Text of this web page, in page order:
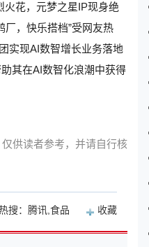
火花，元梦之星IP现身绝
，快乐搭档”受网友热
实现AI数智增长业务落地
其在AI数智化浪潮中获得
供读者参考，并请自行核
搜：腾讯,食品 收藏